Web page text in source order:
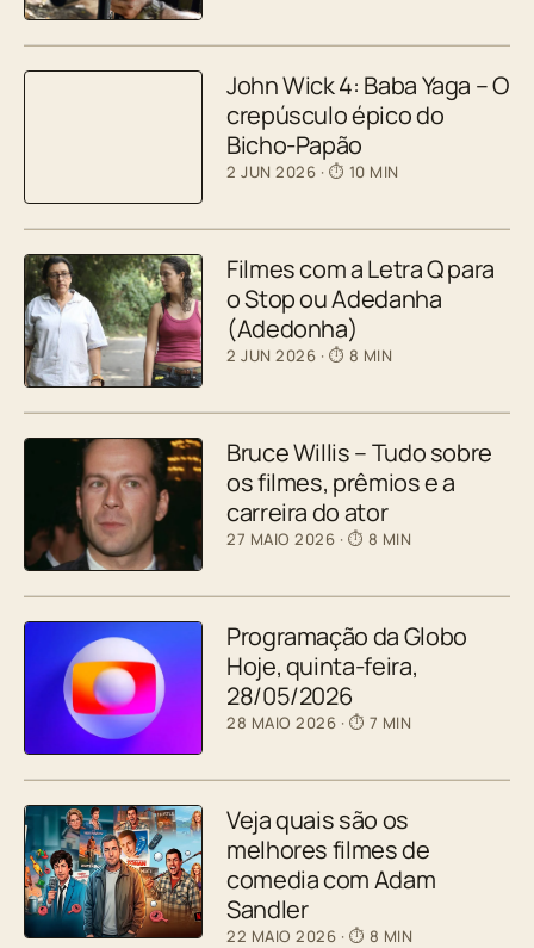
John Wick 4: Baba Yaga – O
crepúsculo épico do
Bicho-Papão
2 JUN 2026 · ⏱ 10 MIN
Filmes com a Letra Q para
o Stop ou Adedanha
(Adedonha)
2 JUN 2026 · ⏱ 8 MIN
Bruce Willis – Tudo sobre
os filmes, prêmios e a
carreira do ator
27 MAIO 2026 · ⏱ 8 MIN
Programação da Globo
Hoje, quinta-feira,
28/05/2026
28 MAIO 2026 · ⏱ 7 MIN
Veja quais são os
melhores filmes de
comedia com Adam
Sandler
22 MAIO 2026 · ⏱ 8 MIN